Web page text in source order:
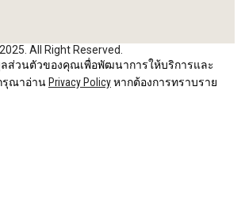
All Right Reserved.
ลส่วนตัวของคุณเพื่อพัฒนาการให้บริการและ
รุณาอ่าน Privacy Policyหากต้องการทราบราย